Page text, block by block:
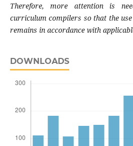
Therefore, more attention is
curriculum compilers so that the
remains in accordance with
DOWNLOADS